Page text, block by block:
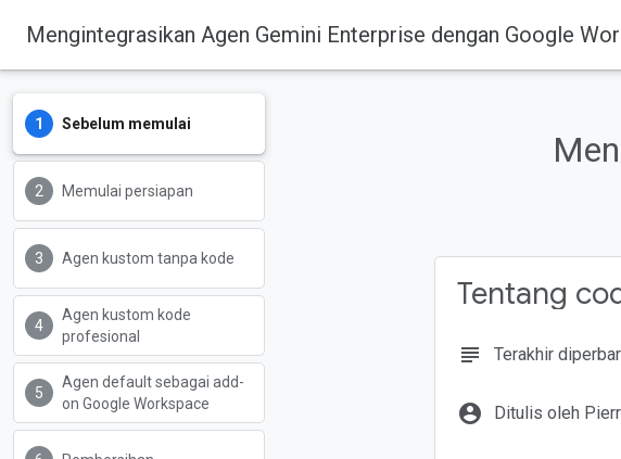
Mengintegrasikan Agen Gemini Enterprise dengan Google
Sebelum memulai
Memulai persiapan
Agen kustom tanpa kode
Agen kustom kode
profesional
Agen default sebagai add-
on Google Workspace
Tentang
subject Terakhir
account_circle Ditulis oleh